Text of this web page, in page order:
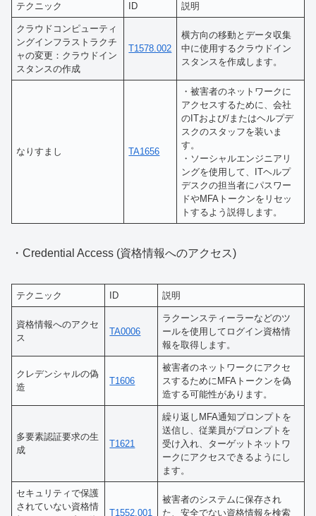
テクニック ID 説明
クラウドコンピューティ
ングインフラストラクチ
ャの変更：クラウドイン
スタンスの作成
T1578.002
横方向の移動とデータ収集
中に使用するクラウドイン
スタンスを作成します。
なりすまし TA1656
・被害者のネットワークに
アクセスするために、会社
のITおよび/またはヘルプデ
スクのスタッフを装いま
す。
・ソーシャルエンジニアリ
ングを使用して、ITヘルプ
デスクの担当者にパスワー
ドやMFAトークンをリセッ
トするよう説得します。
・Credential Access (資格情報へのアクセス)
テクニック ID 説明
資格情報へのアクセ
ス
TA0006
ラクーンスティーラーなどのツ
ールを使用してログイン資格情
報を取得します。
クレデンシャルの偽
造
T1606
被害者のネットワークにアクセ
スするためにMFAトークンを偽
造する可能性があります。
多要素認証要求の生
成
T1621
繰り返しMFA通知プロンプトを
送信し、従業員がプロンプトを
受け入れ、ターゲットネットワ
ークにアクセスできるようにし
ます。
セキュリティで保護
されていない資格情
T1552.001
被害者のシステムに保存され
た、安全でない資格情報を検索